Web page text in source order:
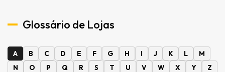
Glossário de Lojas
A B C D E F G H I J K L
M
N
O P Q R S T U V W X Y Z